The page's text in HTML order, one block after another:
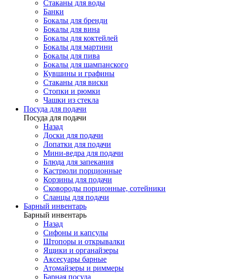
Стаканы для воды
Банки
Бокалы для бренди
Бокалы для вина
Бокалы для коктейлей
Бокалы для мартини
Бокалы для пива
Бокалы для шампанского
Кувшины и графины
Стаканы для виски
Стопки и рюмки
Чашки из стекла
Посуда для подачи
Посуда для подачи
Назад
Доски для подачи
Лопатки для подачи
Мини-ведра для подачи
Блюда для запекания
Кастрюли порционные
Корзины для подачи
Сковороды порционные, сотейники
Сланцы для подачи
Барный инвентарь
Барный инвентарь
Назад
Сифоны и капсулы
Штопоры и открывалки
Ящики и органайзеры
Аксесуары барные
Атомайзеры и риммеры
Барная посуда